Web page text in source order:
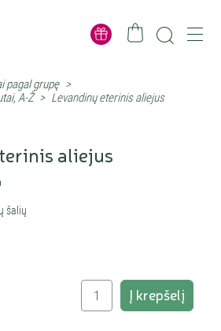
pagal grupę >
A-Ž > Levandinų eterinis aliejus
aliejus
šalių
Į krepšelį